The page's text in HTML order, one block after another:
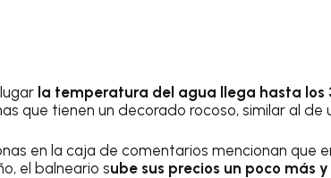
la temperatura del agua llega hasta los
que tienen un decorado rocoso, similar al de
en la caja de comentarios mencionan que
el balneario sube sus precios un poco más